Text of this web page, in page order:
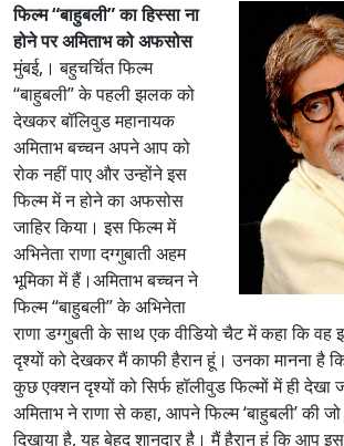
फिल्म “बाहुबली” का हिस्सा ना
होने पर अमिताभ को अफसोस
मुंबई,। बहुचर्चित फिल्म
“बाहुबली” के पहली झलक को
देखकर बॉलिवुड महानायक
अमिताभ बच्चन अपने आप को
रोक नहीं पाए और उन्होंने इस
फिल्म में न होने का अफसोस
जाहिर किया। इस फिल्म में
अभिनेता राणा दग्गुबाती अहम
भूमिका में हैं।अमिताभ बच्चन ने
फिल्म “बाहुबली” के अभिनेता
राणा डग्गुबती के साथ एक वीडियो चैट में कहा कि वह
दृश्यों को देखकर मैं काफी हैरान हूं। उनका मानना है
कुछ एक्शन दृश्यों को सिर्फ हॉलीवुड फिल्मों में ही
अमिताभ ने राणा से कहा, आपने फिल्म ‘बाहुबली’ की
दिखाया है, यह बेहद शानदार है। मैं हैरान हूं कि आप